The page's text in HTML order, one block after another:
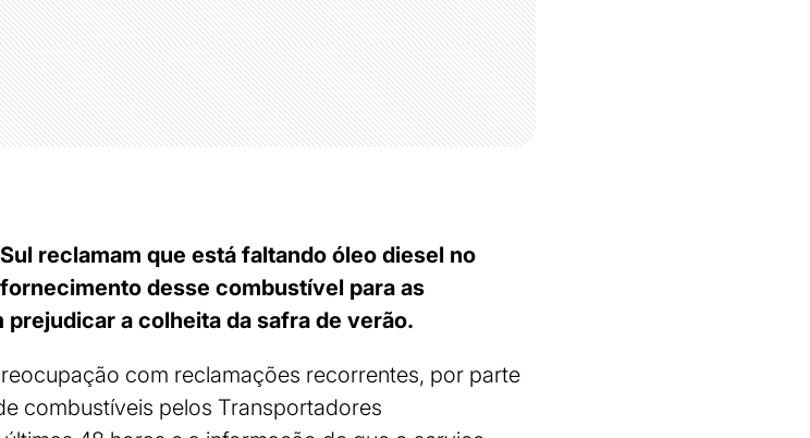
reclamam que está faltando óleo diesel no
desse combustível para as
a colheita da safra de verão.
com reclamações recorrentes, por parte
combustíveis pelos Transportadores